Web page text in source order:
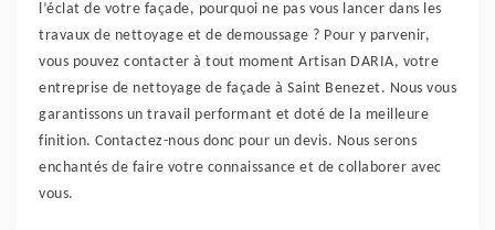
l’éclat de votre façade, pourquoi ne pas vous lancer dans les
travaux de nettoyage et de demoussage ? Pour y parvenir,
vous pouvez contacter à tout moment Artisan DARIA, votre
entreprise de nettoyage de façade à Saint Benezet. Nous vous
garantissons un travail performant et doté de la meilleure
finition. Contactez-nous donc pour un devis. Nous serons
enchantés de faire votre connaissance et de collaborer avec
vous.